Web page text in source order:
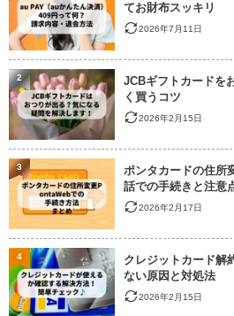
てお財布スッキリ
2026年7月11日
JCBギフトカードを
く買うコツ
2026年2月15日
2
ポンタカードの住所
話での手続きと注意
2026年2月17日
3
クレジットカード解
ない原因と対処法
2026年2月15日
4